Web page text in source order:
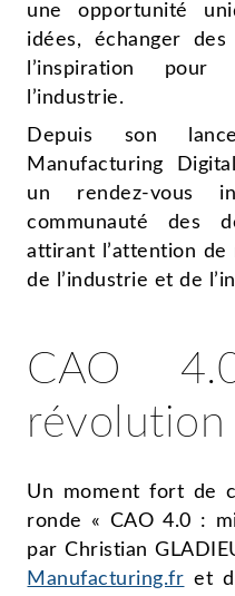
une opportunité
idées, échanger
l’inspiration
l’industrie.
Depuis son
Manufacturing
un rendez-vous
communauté des
attirant l’attention de
de l’industrie et de
CAO
révolution
Un moment fort de
ronde « CAO 4.0 :
par Christian
Manufacturing.fr et